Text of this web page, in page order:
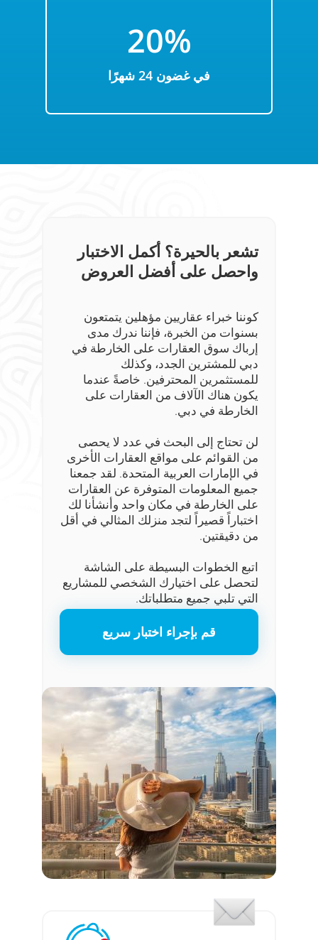
20%
في غضون 24 شهرًا
قم بإجراء اختبار سريع
تشعر بالحيرة؟ أكمل الاختبار
واحصل على أفضل العروض
كوننا خبراء عقاريين مؤهلين يتمتعون
بسنوات من الخبرة، فإننا ندرك مدى
إرباك سوق العقارات على الخارطة في
دبي للمشترين الجدد، وكذلك
للمستثمرين المحترفين. خاصةً عندما
يكون هناك الآلاف من العقارات على
الخارطة في دبي.
لن تحتاج إلى البحث في عدد لا يحصى
من القوائم على مواقع العقارات الأخرى
في الإمارات العربية المتحدة. لقد جمعنا
جميع المعلومات المتوفرة عن العقارات
على الخارطة في مكان واحد وأنشأنا لك
اختباراً قصيراً لتجد منزلك المثالي في أقل
من دقيقتين.
اتبع الخطوات البسيطة على الشاشة
لتحصل على اختيارك الشخصي للمشاريع
التي تلبي جميع متطلباتك.